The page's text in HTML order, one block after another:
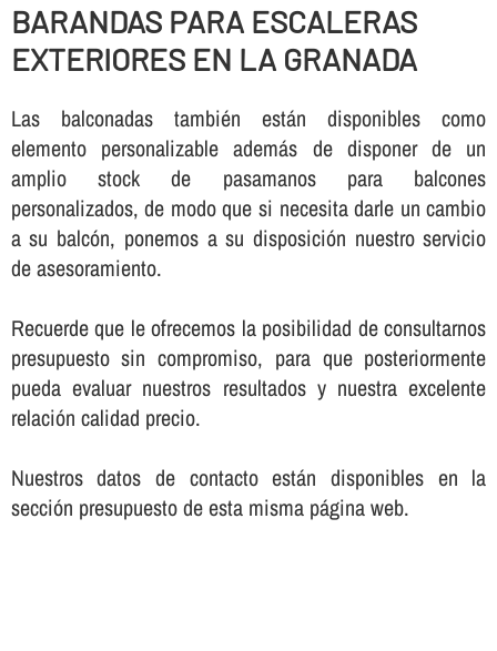
BARANDAS PARA ESCALERAS
EXTERIORES EN LA GRANADA
Las balconadas también están disponibles como
elemento personalizable además de disponer de un
amplio stock de pasamanos para balcones
personalizados, de modo que si necesita darle un cambio
a su balcón, ponemos a su disposición nuestro servicio
de asesoramiento.
Recuerde que le ofrecemos la posibilidad de consultarnos
presupuesto sin compromiso, para que posteriormente
pueda evaluar nuestros resultados y nuestra excelente
relación calidad precio.
Nuestros datos de contacto están disponibles en la
sección presupuesto de esta misma página web.